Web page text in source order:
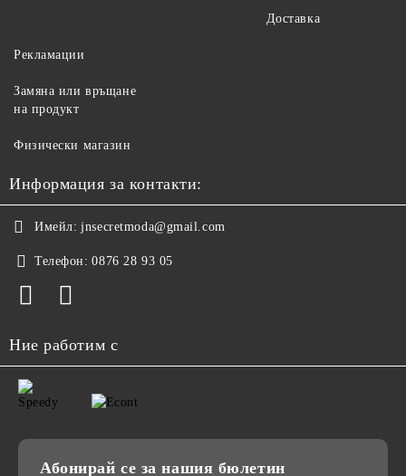
Доставка
Рекламации
Замяна или връщане
на продукт
Физически магазин
Информация за контакти:
Имейл: jnsecretmoda@gmail.com
Телефон: 0876 28 93 05
Ние работим с
Абонирай се за нашия бюлетин